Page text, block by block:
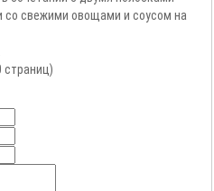
со свежими овощами и соусом на
страниц)